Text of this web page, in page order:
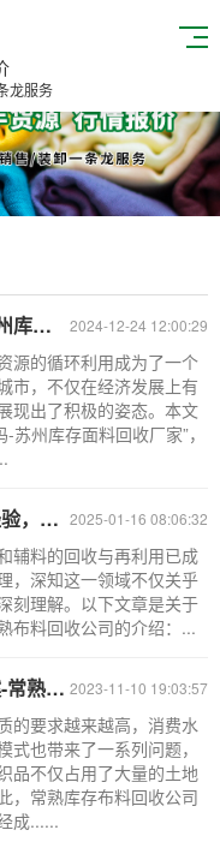
龙服务
2024-12-24 12:00:29
厂家
源的循环利用成为了一个
市，不仅在经济发展上有
现出了积极的姿态。本文
州库存面料回收厂家”，
2025-01-16 08:06:32
司
辅料的回收与再利用已成
，深知这一领域不仅关乎
刻理解。以下文章是关于
布料回收公司的介绍：...
2023-11-10 19:03:57
收公司
的要求越来越高，消费水
也带来了一系列问题，
品不仅占用了大量的土地
，常熟库存布料回收公司
成......